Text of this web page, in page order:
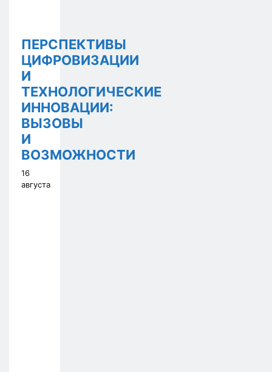
ПЕРСПЕКТИВЫ
ЦИФРОВИЗАЦИИ
И
ТЕХНОЛОГИЧЕСКИЕ
ИННОВАЦИИ:
ВЫЗОВЫ
И
ВОЗМОЖНОСТИ
16
августа